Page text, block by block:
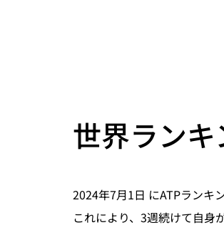
世界ラン
2024年7月1日 にATPランキ
これにより、3週続けて自身